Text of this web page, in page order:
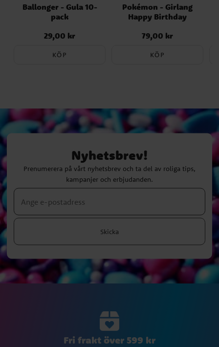
Ballonger - Gula 10-
pack
Pris: 29,00 kr
29,00 kr
KÖP
Pokémon - Girlang
Happy Birthday
Pris: 79,00 kr
79,00 kr
KÖP
Nyhetsbrev!
Prenumerera på vårt nyhetsbrev och ta del av roliga tips,
kampanjer och erbjudanden.
Skicka
Fri frakt över 599 kr